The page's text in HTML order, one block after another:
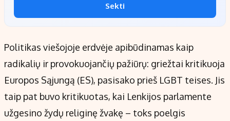
Sekti
Politikas viešojoje erdvėje apibūdinamas kaip
radikalių ir provokuojančių pažiūrų: griežtai kritikuoja
Europos Sąjungą (ES), pasisako prieš LGBT teises. Jis
taip pat buvo kritikuotas, kai Lenkijos parlamente
užgesino žydų religinę žvakę – toks poelgis